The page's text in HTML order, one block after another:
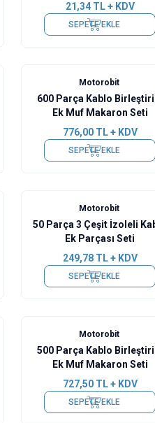
21,34TL + KDV
SEPETE EKLE
Motorobit
600 Parça Kablo
Ek Muf Makaron Seti
776,00TL + KDV
SEPETE EKLE
Motorobit
50 Parça 3 Çeşit İzoleli
Ek Parçası Seti
249,78TL + KDV
SEPETE EKLE
Motorobit
500 Parça Kablo
Ek Muf Makaron Seti
727,50TL + KDV
SEPETE EKLE